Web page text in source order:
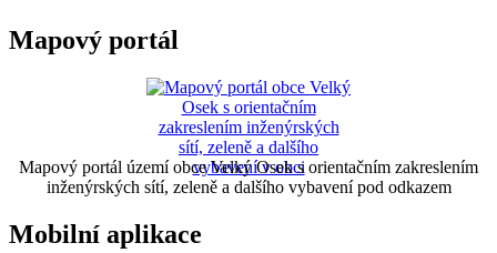
Mapový portál
Mapový portál území obce Velký Osek s orientačním zakreslením
inženýrských sítí, zeleně a dalšího vybavení pod odkazem
Mobilní aplikace